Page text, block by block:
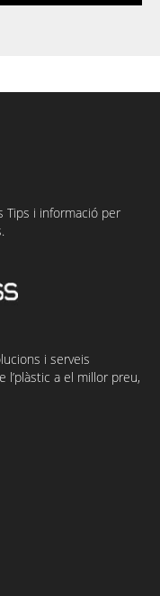
Tips i informació per
i serveis
a el millor preu,